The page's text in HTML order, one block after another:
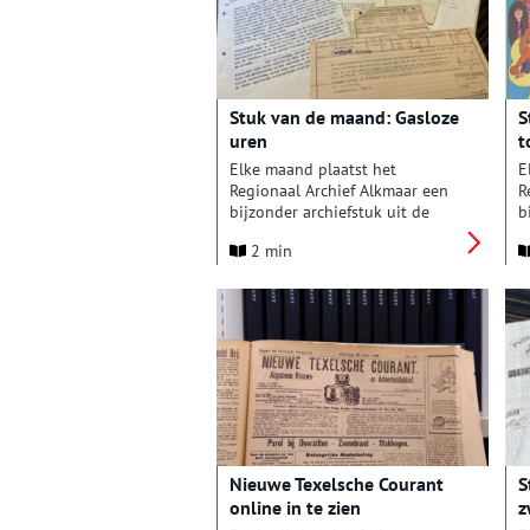
Stuk van de maand: Gasloze
uren
Elke maand plaatst het
Regionaal Archief Alkmaar een
bijzonder archiefstuk uit de
Deze keer: een aankondiging
januari 1954 bleek er plots niet
regio Alkmaar en de Kop van
Noord-Holland. Het gasbedrijf
stuurde daarover op 28 januari
deze brief aan de
verantwoordelijke Alkmaarse
wethouder, A.J.M. Leesberg. Het
gasverbruik was door
‘plotseling ingetreden
abnormale strenge koude,
2 min
Nieuwe Texelsche Courant
online in te zien